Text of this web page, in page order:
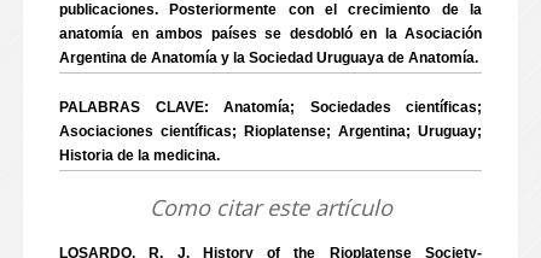
publicaciones. Posteriormente con el crecimiento de la
anatomía en ambos países se desdobló en la Asociación
Argentina de Anatomía y la Sociedad Uruguaya de Anatomía.
PALABRAS CLAVE: Anatomía; Sociedades científicas;
Asociaciones científicas; Rioplatense; Argentina; Uruguay;
Historia de la medicina.
Como citar este artículo
LOSARDO, R. J. History of the Rioplatense Society-